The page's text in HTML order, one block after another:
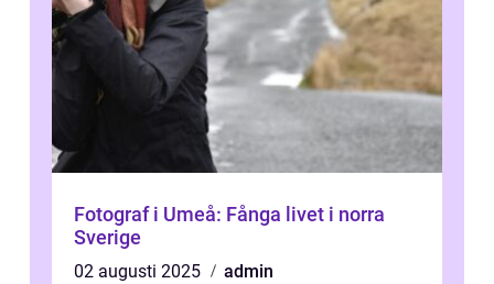
Fotograf i Umeå: Fånga livet i norra
Sverige
02 augusti 2025
admin